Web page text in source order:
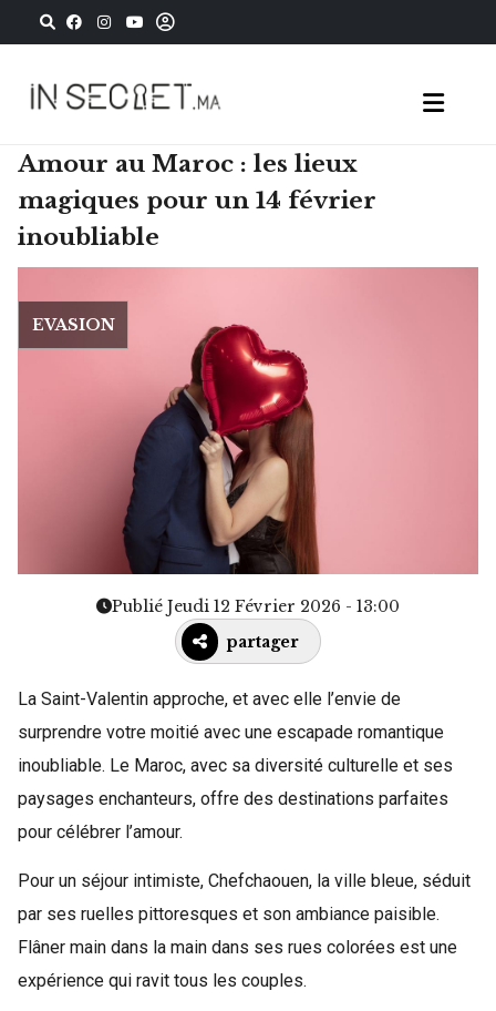
Amour au Maroc : les lieux
magiques pour un 14 février
inoubliable
EVASION
Publié Jeudi 12 Février 2026 - 13:00
partager
La Saint-Valentin approche, et avec elle l’envie de
surprendre votre moitié avec une escapade romantique
inoubliable. Le Maroc, avec sa diversité culturelle et ses
paysages enchanteurs, offre des destinations parfaites
pour célébrer l’amour.
Pour un séjour intimiste, Chefchaouen, la ville bleue, séduit
par ses ruelles pittoresques et son ambiance paisible.
Flâner main dans la main dans ses rues colorées est une
expérience qui ravit tous les couples.